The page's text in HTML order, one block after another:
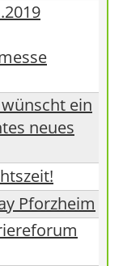
ein
neues
Pforzheim